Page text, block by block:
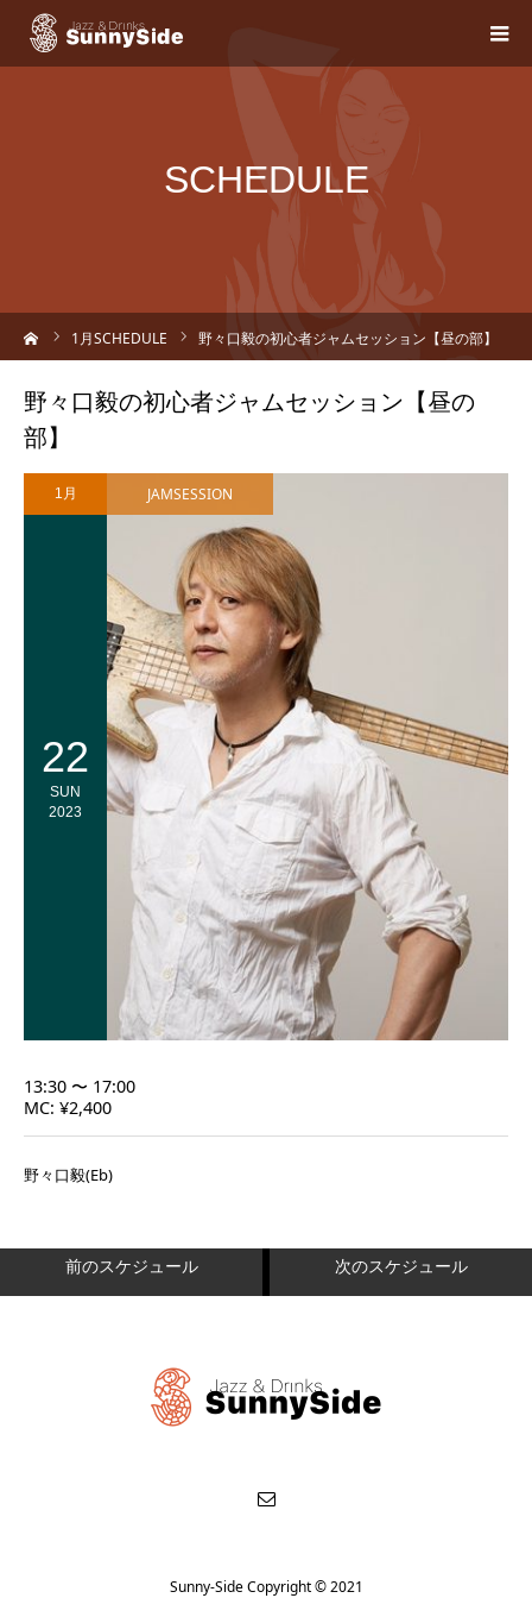
SCHEDULE
1 月SCHEDULE 野々口毅の初心者ジャムセッション【昼の部】
野々口毅の初心者ジャムセッション【昼の
部】
1月
22
SUN
2023
JAMSESSION
13:30 〜 17:00
MC: ¥2,400
野々口毅(Eb)
前のスケジュール 次のスケジュール
Sunny-Side Copyright © 2021